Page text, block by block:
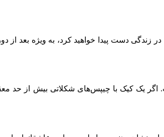
دست پیدا خواهید کرد، به ویژه بعد
یک کیک با چیپس‌های شکلاتی بیش از حد